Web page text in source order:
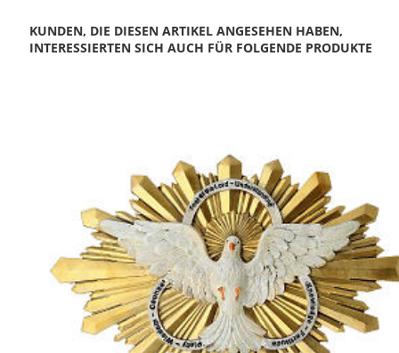
KUNDEN, DIE DIESEN ARTIKEL ANGESEHEN HABEN,
INTERESSIERTEN SICH AUCH FÜR FOLGENDE PRODUKTE